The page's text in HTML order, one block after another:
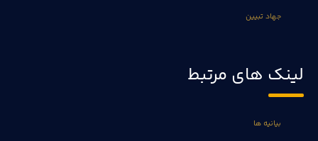
جهاد تبیین
لینک های مرتبط
بیانیه ها